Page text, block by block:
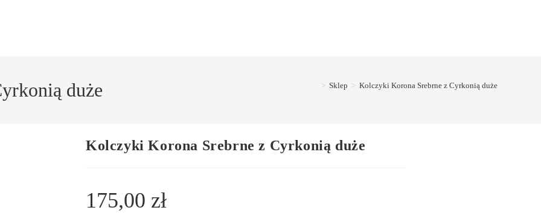
duże > Sklep > Kolczyki Korona Srebrne z Cyrkonią duże
Kolczyki Korona Srebrne z Cyrkonią duże
175,00 zł